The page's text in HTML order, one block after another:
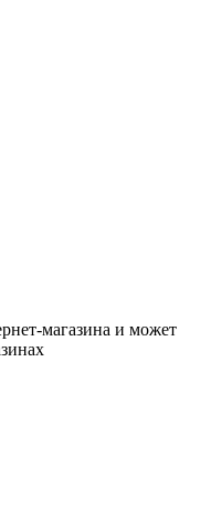
магазина и может